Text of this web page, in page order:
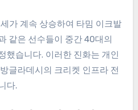
가 계속 상승하여 타밈 이크발
같은 선수들이 중간 40대의
했습니다. 이러한 진화는 개인
글라데시의 크리켓 인프라 전
다.